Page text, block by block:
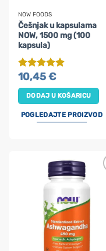
NOW FOODS
Češnjak u kapsulama
NOW, 1500 mg (100
kapsula)
Ocijenjeno
10,45€
DODAJ U KOŠARICU
POGLEDAJTE PROIZVOD